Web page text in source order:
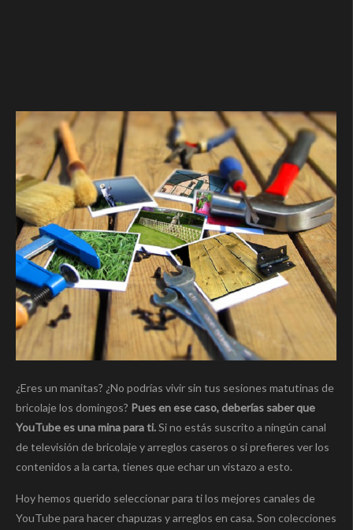
¿Eres un manitas? ¿No podrías vivir sin tus sesiones matutinas de
bricolaje los domingos? Pues en ese caso, deberías saber que
YouTube es una mina para ti.Si no estás suscrito a ningún canal
de televisión de bricolaje y arreglos caseros o si prefieres ver los
contenidos a la carta, tienes que echar un vistazo a esto.
Hoy hemos querido seleccionar para ti los mejores canales de
YouTube para hacer chapuzas y arreglos en casa. Son colecciones